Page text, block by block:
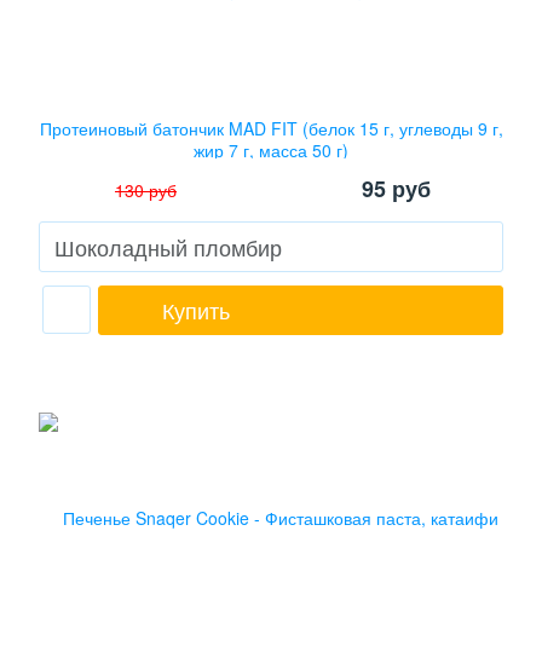
Протеиновый батончик MAD FIT (белок 15 г, углеводы 9 г,
жир 7 г, масса 50 г)
130руб 95 руб
Купить